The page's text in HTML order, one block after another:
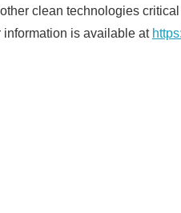
clean technologies
information is available at